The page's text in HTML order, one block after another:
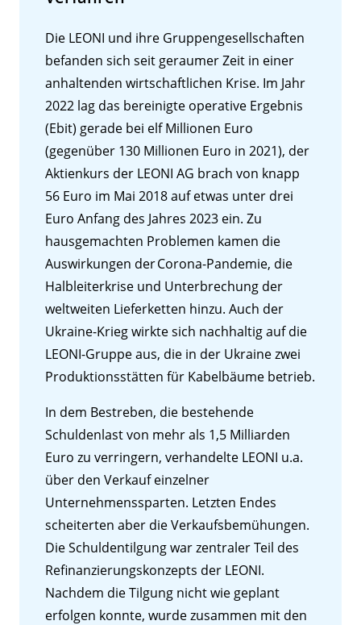
Die LEONI und ihre Gruppengesellschaften
befanden sich seit geraumer Zeit in einer
anhaltenden wirtschaftlichen Krise. Im Jahr
2022 lag das bereinigte operative Ergebnis
(Ebit) gerade bei elf Millionen Euro
(gegenüber 130 Millionen Euro in 2021), der
Aktienkurs der LEONI AG brach von knapp
56 Euro im Mai 2018 auf etwas unter drei
Euro Anfang des Jahres 2023 ein. Zu
hausgemachten Problemen kamen die
Auswirkungen der Corona-Pandemie, die
Halbleiterkrise und Unterbrechung der
weltweiten Lieferketten hinzu. Auch der
Ukraine-Krieg wirkte sich nachhaltig auf die
LEONI-Gruppe aus, die in der Ukraine zwei
Produktionsstätten für Kabelbäume betrieb.
In dem Bestreben, die bestehende
Schuldenlast von mehr als 1,5 Milliarden
Euro zu verringern, verhandelte LEONI u.a.
über den Verkauf einzelner
Unternehmenssparten. Letzten Endes
scheiterten aber die Verkaufsbemühungen.
Die Schuldentilgung war zentraler Teil des
Refinanzierungskonzepts der LEONI.
Nachdem die Tilgung nicht wie geplant
erfolgen konnte, wurde zusammen mit den